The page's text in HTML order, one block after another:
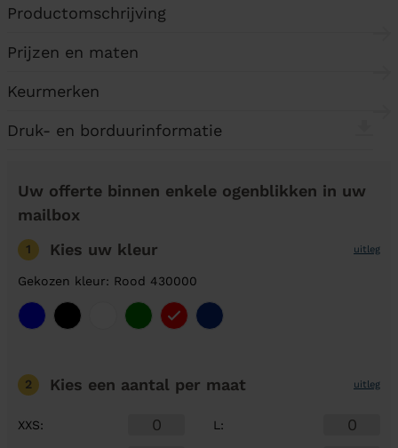
Productomschrijving
Prijzen en maten
Keurmerken
Druk- en borduurinformatie
Uw offerte binnen enkele ogenblikken in uw
mailbox
1 Kies uw kleur uitleg
Gekozen kleur: Rood 430000
2 Kies een aantal per maat uitleg
XXS: L :